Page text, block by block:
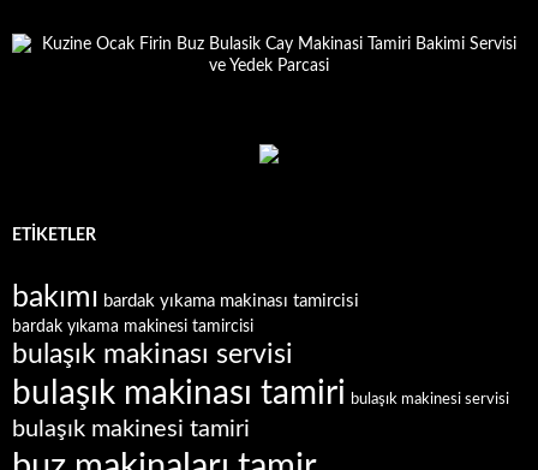
ETIKETLER
bakımı bardak yıkama makinası tamircisi
bardak yıkama makinesi tamircisi
bulaşık makinası servisi
bulaşık makinası tamiri bulaşık makinesi servisi
bulaşık makinesi tamiri